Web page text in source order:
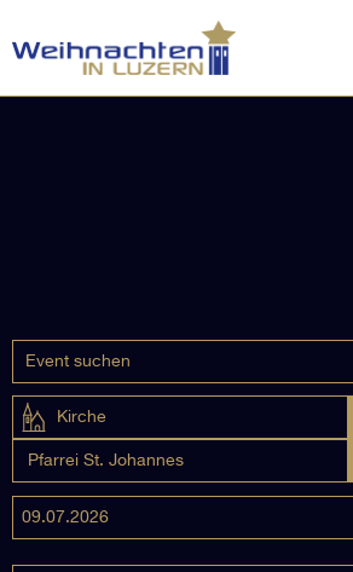
Kirche
Pfarrei St. Johannes